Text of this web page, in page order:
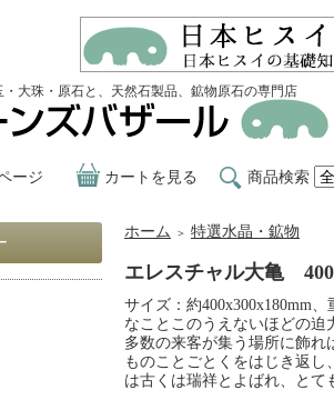
大珠・原石と、天然石製品、鉱物原石の専門店
ージ カートを見る 商品検索
ホーム ＞ 特選水晶・鉱物
エレスチャル大亀
サイズ：約400x300x180mm
なことこのうえないほどの
多数の来客が集う場所に飾
ものことごとくをはじき返
は古くは瑞祥とよばれ、とて